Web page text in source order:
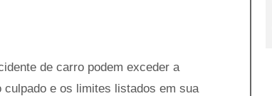
de carro podem exceder a
e os limites listados em sua